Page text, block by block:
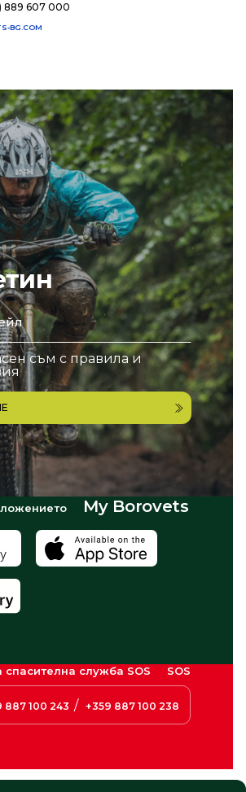
съм с правила и
889 607 000
BG.COM
My Borovets
спасителна служба SOS SOS
887 100 243 / +359 887 100 238